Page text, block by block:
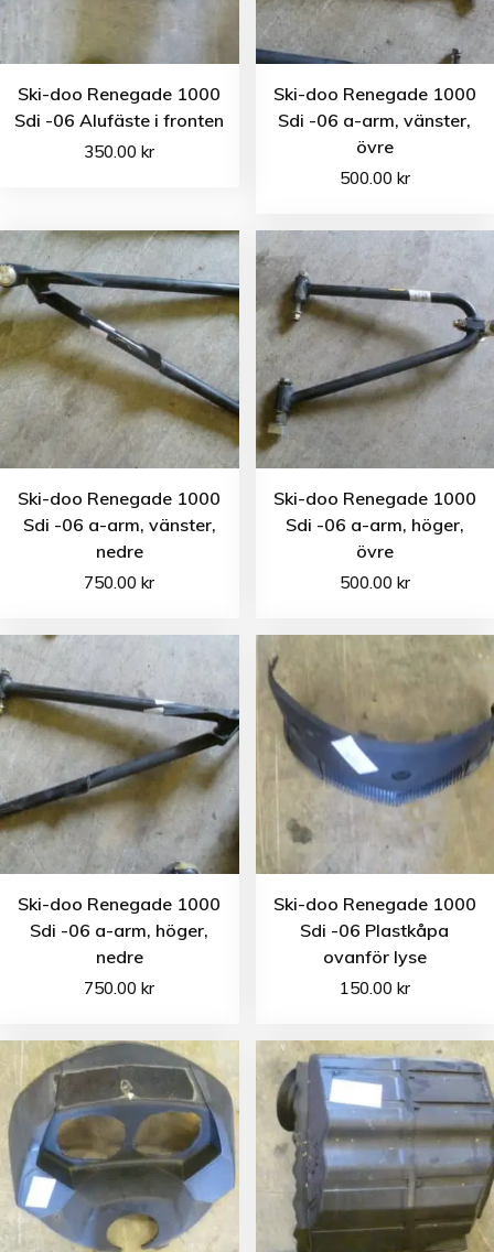
Ski-doo Renegade 1000
Sdi -06 Alufäste i fronten
350.00kr
Ski-doo Renegade 1000
Sdi -06 a-arm, vänster,
övre
500.00 kr
Ski-doo Renegade 1000
Sdi -06 a-arm, vänster,
nedre
750.00kr
Ski-doo Renegade 1000
Sdi -06 a-arm, höger,
övre
500.00 kr
Ski-doo Renegade 1000
Sdi -06 a-arm, höger,
nedre
750.00kr
Ski-doo Renegade 1000
Sdi -06 Plastkåpa
ovanför lyse
150.00 kr